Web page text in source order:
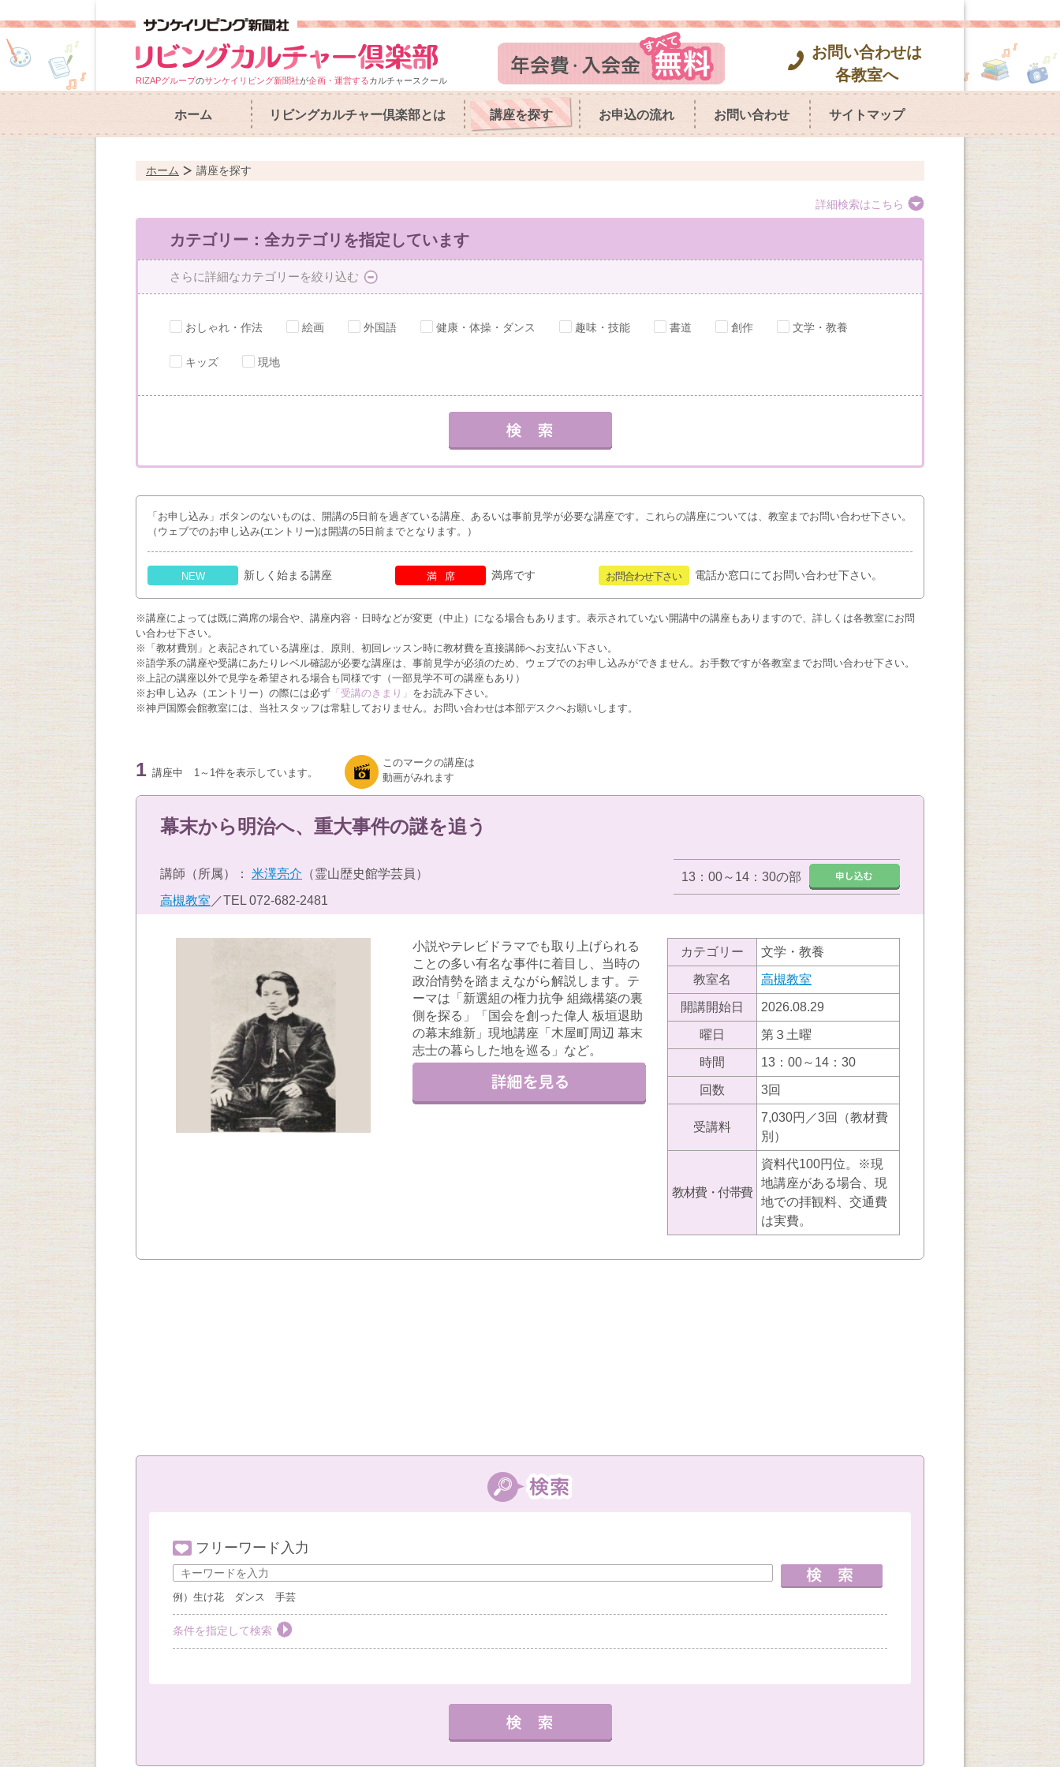
RIZAPグループのサンケイリビング新聞社が企画・運営するカルチャースクール
お問い合わせは
各教室へ
ホーム リビングカルチャー倶楽部とは 講座を探す お申込の流れ お問い合わせ サイトマップ
ホーム 講座を探す
詳細検索はこちら
カテゴリー：全カテゴリを指定しています
さらに詳細なカテゴリーを絞り込む
おしゃれ・作法 絵画 外国語 健康・体操・ダンス 趣味・技能 書道 創作 文学・教養
キッズ 現地
「お申し込み」ボタンのないものは、開講の5日前を過ぎている講座、あるいは事前見学が必要な講座です。これらの講座については、教室までお問い合わせ下さい。
（ウェブでのお申し込み(エントリー)は開講の5日前までとなります。）
NEW 新しく始まる講座 満席 満席です お問合わせ下さい 電話か窓口にてお問い合わせ下さい。
※講座によっては既に満席の場合や、講座内容・日時などが変更（中止）になる場合もあります。表示されていない開講中の講座もありますので、詳しくは各教室にお問
い合わせ下さい。
※「教材費別」と表記されている講座は、原則、初回レッスン時に教材費を直接講師へお支払い下さい。
※語学系の講座や受講にあたりレベル確認が必要な講座は、事前見学が必須のため、ウェブでのお申し込みができません。お手数ですが各教室までお問い合わせ下さい。
※上記の講座以外で見学を希望される場合も同様です（一部見学不可の講座もあり）
※お申し込み（エントリー）の際には必ず 「受講のきまり」 をお読み下さい。
※神戸国際会館教室には、当社スタッフは常駐しておりません。お問い合わせは本部デスクへお願いします。
1 講座中 1～1件を表示しています。
このマークの講座は
動画がみれます
幕末から明治へ、重大事件の謎を追う
講師（所属）： 米澤亮介 （霊山歴史館学芸員）
高槻教室 ／TEL 072-682-2481
13：00～14：30の部
小説やテレビドラマでも取り上げられる
ことの多い有名な事件に着目し、当時の
政治情勢を踏まえながら解説します。テ
ーマは「新選組の権力抗争 組織構築の裏
側を探る」「国会を創った偉人 板垣退助
の幕末維新」現地講座「木屋町周辺 幕末
志士の暮らした地を巡る」など。
カテゴリー 文学・教養
教室名 高槻教室
開講開始日 2026.08.29
曜日 第３土曜
時間 13：00～14：30
回数 3回
受講料
7,030円／3回（教材費
別）
教材費・付帯費
資料代100円位。※現
地講座がある場合、現
地での拝観料、交通費
は実費。
フリーワード入力
例）生け花 ダンス 手芸
条件を指定して検索
カテゴリーを選ぶ